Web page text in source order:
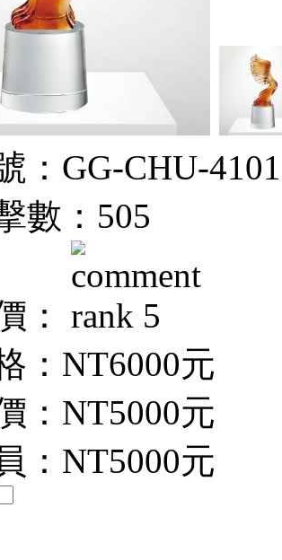
：GG-CHU-
數：505
：
： NT6000元
： NT5000元
： NT5000元